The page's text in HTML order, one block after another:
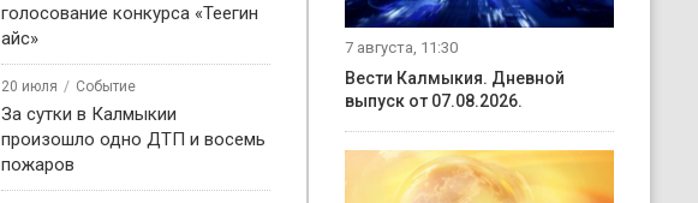
голосование конкурса «Теегин
айс»
20 июля Событие
За сутки в Калмыкии
произошло одно ДТП и восемь
пожаров
7 августа, 11:30
Вести Калмыкия. Дневной
выпуск от 07.08.2026.